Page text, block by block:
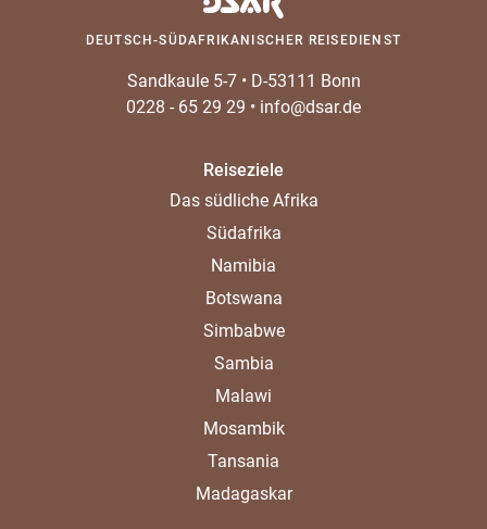
DEUTSCH-SÜDAFRIKANISCHER REISEDIENST
Sandkaule 5-7• D-53111 Bonn
0228 - 65 29 29 • info@dsar.de
Reiseziele
Das südliche Afrika
Südafrika
Namibia
Botswana
Simbabwe
Sambia
Malawi
Mosambik
Tansania
Madagaskar